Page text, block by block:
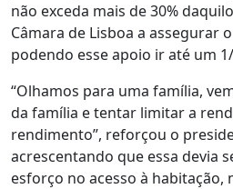
não exceda mais de 30%
Câmara de Lisboa a assegurar
podendo esse apoio ir até um
“Olhamos para uma família,
da família e tentar limitar a
rendimento”, reforçou o
acrescentando que essa devia
esforço no acesso à habitação,